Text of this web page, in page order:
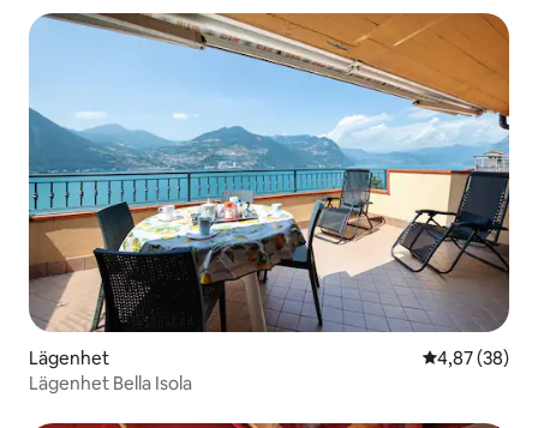
Lägenhet 4,87 av 5 i
4,87 (38)
Lägenhet Bella Isola